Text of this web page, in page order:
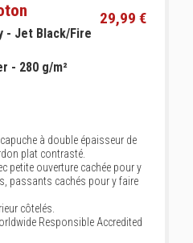
29,99 €
- Jet Black/Fire
- 280 g/m²
à double épaisseur de
plat contrasté.
petite ouverture cachée pour y
passants cachés pour y faire
côtelés.
Responsible Accredited